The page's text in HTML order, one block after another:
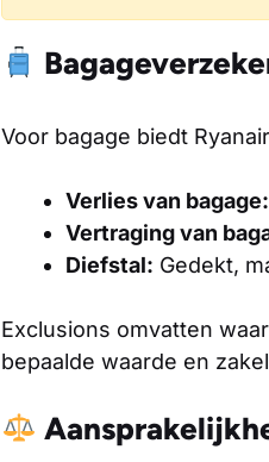
Voor bagage biedt
Verlies van bagage:
Vertraging van
Diefstal: Gedekt,
Exclusions omvatten
bepaalde waarde en